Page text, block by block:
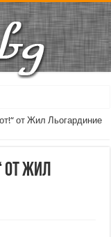
от Жил Льогардиние
от Жил